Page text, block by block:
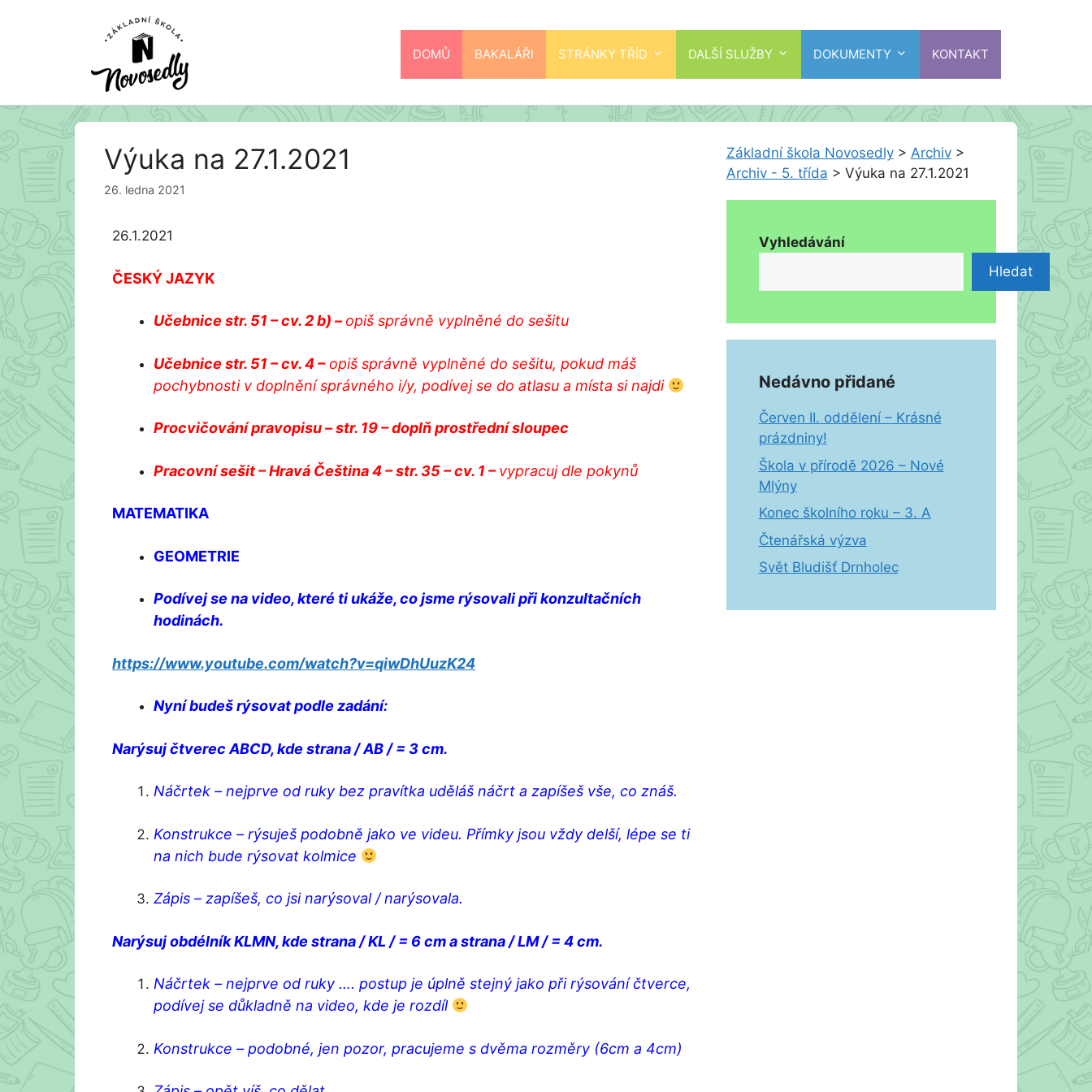
DOMŮ BAKALÁŘI STRÁNKY TŘÍD DALŠÍ SLUŽBY DOKUMENTY KONTAKT
Výuka na 27.1.2021
26. ledna 2021
26.1.2021
ČESKÝ JAZYK
Učebnice str. 51 – cv. 2 b) –opiš správně vyplněné do sešitu
Učebnice str. 51 – cv. 4 –opiš správně vyplněné do sešitu, pokud máš
pochybnosti v doplnění správného i/y, podívej se do atlasu a místa si najdi
Procvičování pravopisu – str. 19 – doplň prostřední sloupec
Pracovní sešit – Hravá Čeština 4 – str. 35 – cv. 1 –vypracuj dle pokynů
MATEMATIKA
GEOMETRIE
Podívej se na video, které ti ukáže, co jsme rýsovali při konzultačních
hodinách.
https://www.youtube.com/watch?v=qiwDhUuzK24
Nyní budeš rýsovat podle zadání:
Narýsuj čtverec ABCD, kde strana / AB / = 3 cm.
Náčrtek – nejprve od ruky bez pravítka uděláš náčrt a zapíšeš vše, co znáš.
Konstrukce – rýsuješ podobně jako ve videu. Přímky jsou vždy delší, lépe se ti
na nich bude rýsovat kolmice
Zápis – zapíšeš, co jsi narýsoval / narýsovala.
Narýsuj obdélník KLMN, kde strana / KL / = 6 cm a strana / LM / = 4 cm.
Náčrtek – nejprve od ruky …. postup je úplně stejný jako při rýsování čtverce,
podívej se důkladně na video, kde je rozdíl
Konstrukce – podobné, jen pozor, pracujeme s dvěma rozměry (6cm a 4cm)
Základní škola Novosedly> Archiv>
Archiv - 5. třída > Výuka na 27.1.2021
Vyhledávání
Hledat
Nedávno přidané
Červen II. oddělení – Krásné
prázdniny!
Škola v přírodě 2026 – Nové
Mlýny
Konec školního roku – 3. A
Čtenářská výzva
Svět Bludišť Drnholec